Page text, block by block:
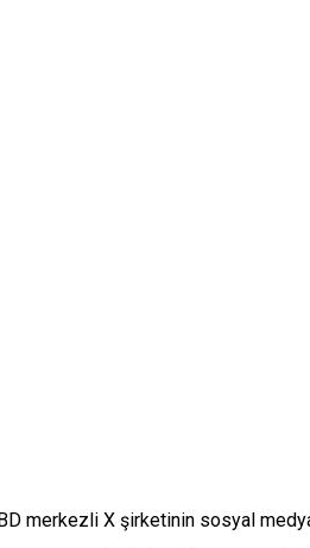
merkezli X şirketinin sosyal